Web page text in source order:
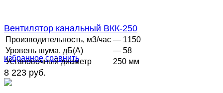
избранное сравнить
Вентилятор канальный ВКК-250
Производительность, м3/час — 1150
Уровень шума, дБ(А)
— 58
Установочный диаметр
250 мм
8 223 руб.